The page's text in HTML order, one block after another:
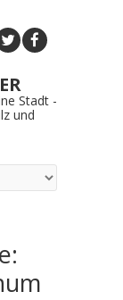
Stadt -
und